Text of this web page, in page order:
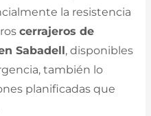
la resistencia
cerrajeros de
Sabadell, disponibles
también lo
planificadas que